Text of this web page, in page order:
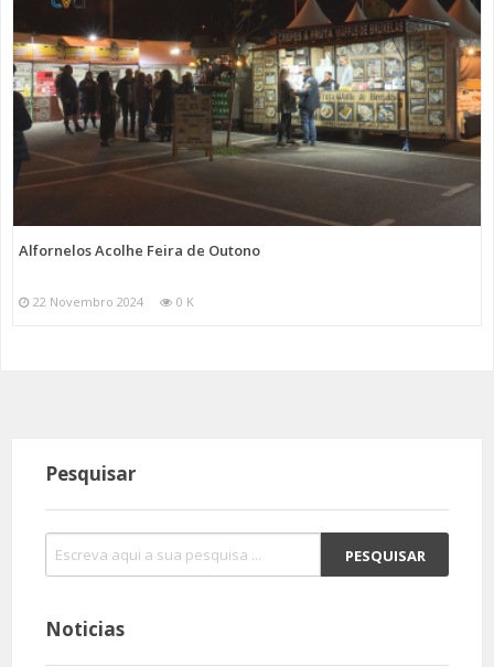
Alfornelos Acolhe Feira de Outono
22 Novembro 2024 0 K
Pesquisar
Noticias